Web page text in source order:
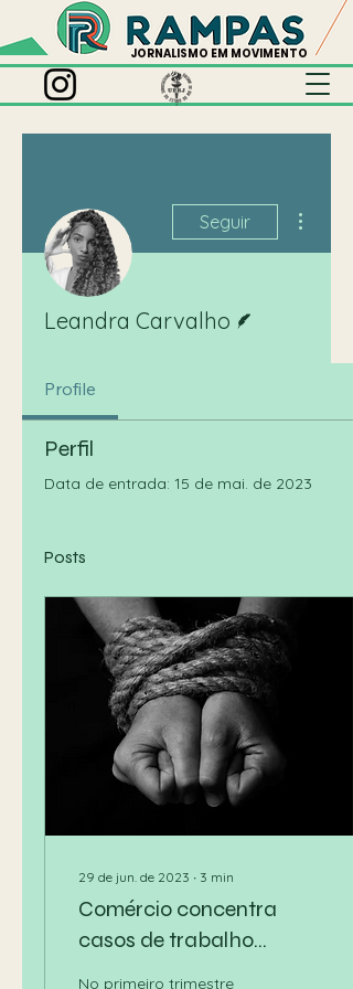
JORNALISMO EM MOVIMENTO
Seguir
Leandra Carvalho
Profile
Perfil
Data de entrada: 15 de mai. de 2023
Posts
29 de jun. de 2023 ∙ 3 min
Comércio concentra
casos de trabalho
No primeiro trimestre